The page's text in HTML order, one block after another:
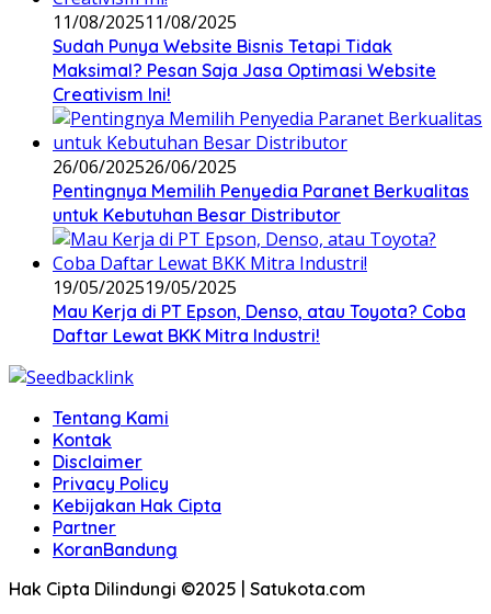
11/08/202511/08/2025
Sudah Punya Website Bisnis Tetapi Tidak
Maksimal? Pesan Saja Jasa Optimasi Website
Creativism Ini!
26/06/202526/06/2025
Pentingnya Memilih Penyedia Paranet Berkualitas
untuk Kebutuhan Besar Distributor
19/05/202519/05/2025
Mau Kerja di PT Epson, Denso, atau Toyota? Coba
Daftar Lewat BKK Mitra Industri!
Tentang Kami
Kontak
Disclaimer
Privacy Policy
Kebijakan Hak Cipta
Partner
KoranBandung
Hak Cipta Dilindungi ©2025 | Satukota.com